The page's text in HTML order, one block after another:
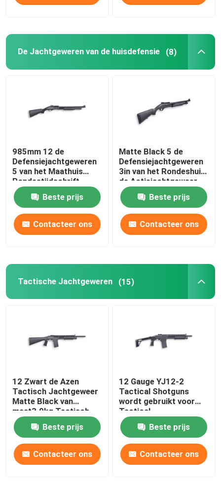
Producten
Fabriekstocht
Neem contact met ons op
Nieuws
Semi Autojachtgeweren
De Jachtgeweren van de huisdefensie
De Geweren van de boutactie
Semi Automatische Geweren
Jachtgeweren over en onder
De Jachtgeweren van de huisdefensie (8)
985mm 12 de
Defensiejachtgeweren
5 van het Maathuis
Rondestijdschrift
Beste prijs
Contacteer ons
Matte Black 5 de
Defensiejachtgeweren
3in van het Rondeshuis
de Actiejachtgeweer
van de Kamerpomp
Beste prijs
Contacteer ons
Tactische Jachtgeweren (15)
12 Zwart de Azen
Tactisch Jachtgeweer
Matte Black van
maat3.9kg Tactisch
Jachtgeweren
Beste prijs
Contacteer ons
12 Gauge YJ12-2
Tactical Shotguns
wordt gebruikt voor
Tactical
Beste prijs
Contacteer ons